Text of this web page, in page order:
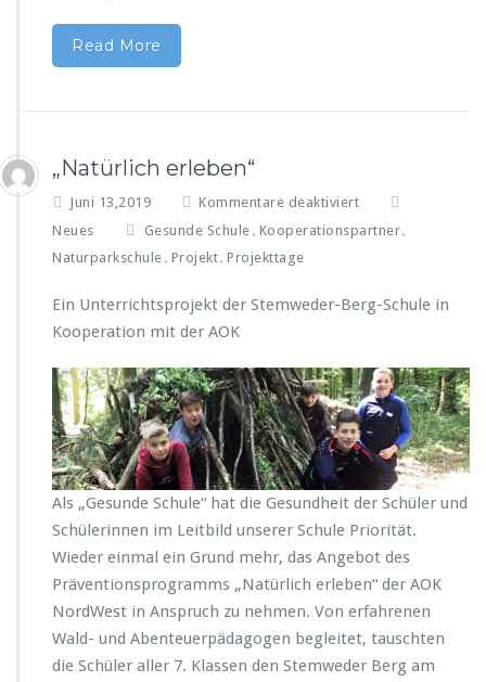
Read More
„Natürlich erleben“
Juni 13,2019 Kommentare deaktiviert
ü
t
i
c
h
e
l
e
n“
Neues Gesunde Schule , Kooperationspartner,
Naturparkschule , Projekt, Projekttage
Ein Unterrichtsprojekt der Stemweder-Berg-Schule in
Kooperation mit der AOK
Als „Gesunde Schule“ hat die Gesundheit der Schüler und
Schülerinnen im Leitbild unserer Schule Priorität.
Wieder einmal ein Grund mehr, das Angebot des
Präventionsprogramms „Natürlich erleben“ der AOK
NordWest in Anspruch zu nehmen. Von erfahrenen
Wald- und Abenteuerpädagogen begleitet, tauschten
die Schüler aller 7. Klassen den Stemweder Berg am